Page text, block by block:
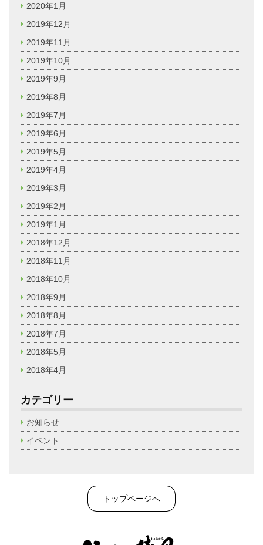
2020年1月
2019年12月
2019年11月
2019年10月
2019年9月
2019年8月
2019年7月
2019年6月
2019年5月
2019年4月
2019年3月
2019年2月
2019年1月
2018年12月
2018年11月
2018年10月
2018年9月
2018年8月
2018年7月
2018年5月
2018年4月
カテゴリー
お知らせ
イベント
トップページへ